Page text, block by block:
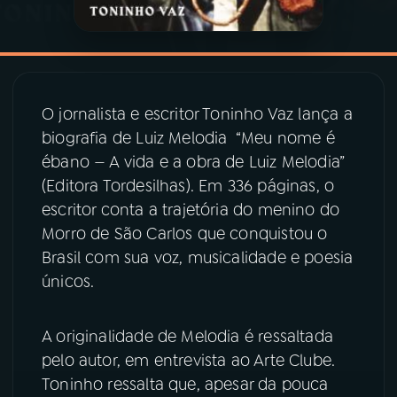
Instagram X
TikTok
O jornalista e escritor Toninho Vaz lança a
biografia de Luiz Melodia “Meu nome é
ébano — A vida e a obra de Luiz Melodia”
(Editora Tordesilhas). Em 336 páginas, o
escritor conta a trajetória do menino do
Morro de São Carlos que conquistou o
Brasil com sua voz, musicalidade e poesia
únicos.
A originalidade de Melodia é ressaltada
pelo autor, em entrevista ao Arte Clube.
Toninho ressalta que, apesar da pouca